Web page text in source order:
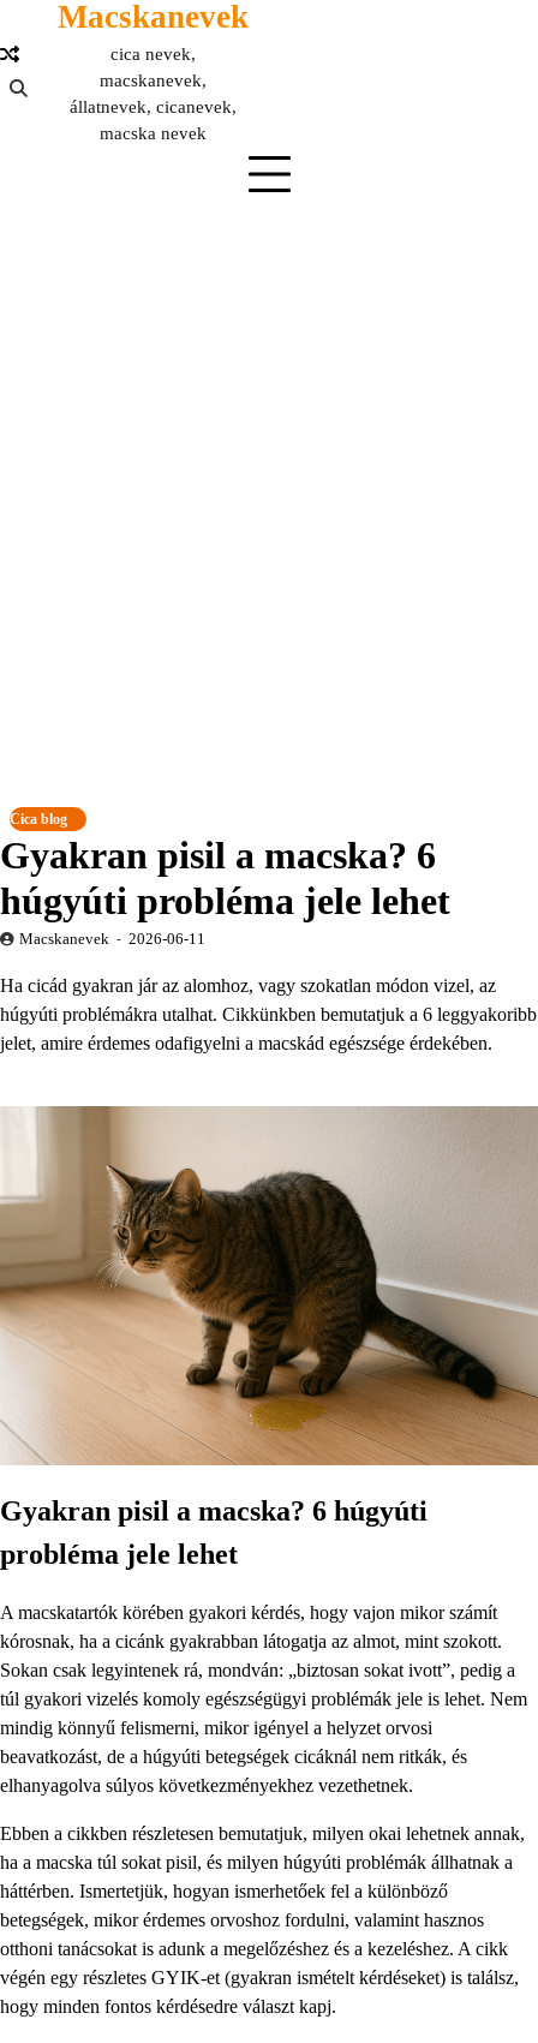
Macskanevek
cica nevek,
macskanevek,
állatnevek, cicanevek,
macska nevek
Cica blog
Gyakran pisil a macska? 6
húgyúti probléma jele lehet
Macskanevek 2026-06-11
Ha cicád gyakran jár az alomhoz, vagy szokatlan módon vizel, az
húgyúti problémákra utalhat. Cikkünkben bemutatjuk a 6 leggyakoribb
jelet, amire érdemes odafigyelni a macskád egészsége érdekében.
Gyakran pisil a macska? 6 húgyúti
probléma jele lehet
A macskatartók körében gyakori kérdés, hogy vajon mikor számít
kórosnak, ha a cicánk gyakrabban látogatja az almot, mint szokott.
Sokan csak legyintenek rá, mondván: „biztosan sokat ivott”, pedig a
túl gyakori vizelés komoly egészségügyi problémák jele is lehet. Nem
mindig könnyű felismerni, mikor igényel a helyzet orvosi
beavatkozást, de a húgyúti betegségek cicáknál nem ritkák, és
elhanyagolva súlyos következményekhez vezethetnek.
Ebben a cikkben részletesen bemutatjuk, milyen okai lehetnek annak,
ha a macska túl sokat pisil, és milyen húgyúti problémák állhatnak a
háttérben. Ismertetjük, hogyan ismerhetőek fel a különböző
betegségek, mikor érdemes orvoshoz fordulni, valamint hasznos
otthoni tanácsokat is adunk a megelőzéshez és a kezeléshez. A cikk
végén egy részletes GYIK-et (gyakran ismételt kérdéseket) is találsz,
hogy minden fontos kérdésedre választ kapj.